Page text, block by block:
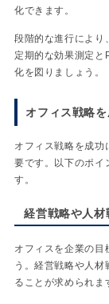
化できます。
段階的な進行により
定期的な効果測定と
化を図りましょう。
オフィス戦略
オフィス戦略を成功
要です。以下のポイ
す。
経営戦略や人材
オフィスを企業の目
う。経営戦略や人
ることが求められま